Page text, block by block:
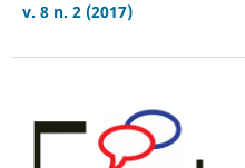
v. 8 n. 2 (2017)